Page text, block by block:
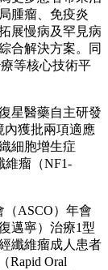
腫瘤、免疫炎
展慢病及罕見病
合解決方案。同
等核心技術平
星醫藥自主研發
內獲批兩項適應
細胞增生症
維瘤（NF1-
（ASCO）年會
邁寧）治療1型
纖維瘤成人患者
Rapid Oral